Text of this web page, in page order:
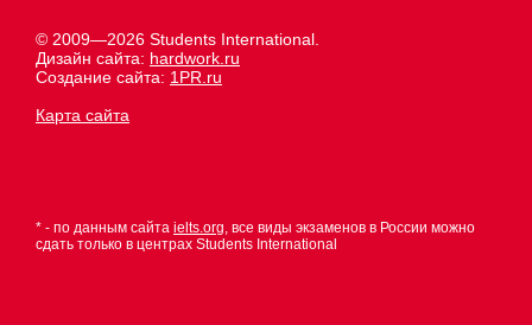
© 2009—2026 Students International.
Дизайн сайта: hardwork.ru
Создание сайта: 1PR.ru
Карта сайта
* - по данным сайта ielts.org, все виды экзаменов в России можно
сдать только в центрах Students International